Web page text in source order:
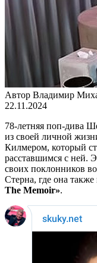
Автор Владимир
22.11.2024
78-летняя поп-дива
из своей личной
Килмером, который
расставшимся с ней.
своих поклонников
Стерна, где она
The Memoir».